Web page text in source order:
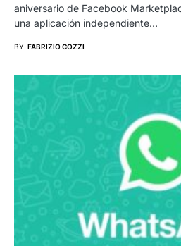
aniversario de Facebook
una aplicación independiente…
BY FABRIZIO COZZI